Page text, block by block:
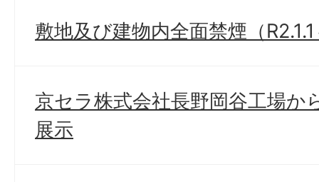
敷地及び建物内全面禁煙（
京セラ株式会社長野岡谷工場か
展示